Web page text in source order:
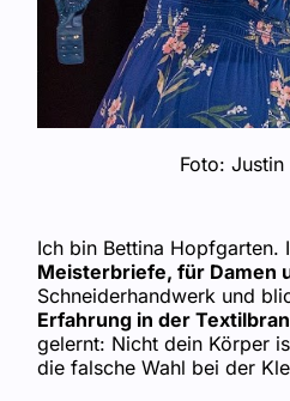
Foto:
Ich bin Bettina Hopfgarten.
Meisterbriefe, für Damen
Schneiderhandwerk und
Erfahrung in der
gelernt: Nicht dein Körper
die falsche Wahl bei der